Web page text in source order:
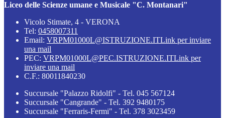
Liceo delle Scienze umane e Musicale "C. Montanari"
Vicolo Stimate, 4 - VERONA
Tel: 0458007311
Email: VRPM01000L@ISTRUZIONE.ITLink per inviare
una mail
PEC: VRPM01000L@PEC.ISTRUZIONE.ITLink per
inviare una mail
C.F.: 80011840230
Succursale "Palazzo Ridolfi" - Tel. 045 567124
Succursale "Cangrande" - Tel. 392 9480175
Succursale "Ferraris-Fermi" - Tel. 378 3023459